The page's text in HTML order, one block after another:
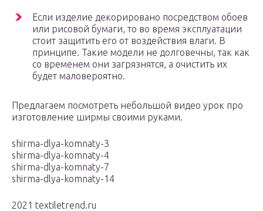
Если изделие декорировано посредством обоев
или рисовой бумаги, то во время эксплуатации
стоит защитить его от воздействия влаги. В
принципе. Такие модели не долговечны, так как
со временем они загрязнятся, а очистить их
будет маловероятно.
Предлагаем посмотреть небольшой видео урок про
изготовление ширмы своими руками.
shirma-dlya-komnaty-3
shirma-dlya-komnaty-4
shirma-dlya-komnaty-7
shirma-dlya-komnaty-14
2021 textiletrend.ru